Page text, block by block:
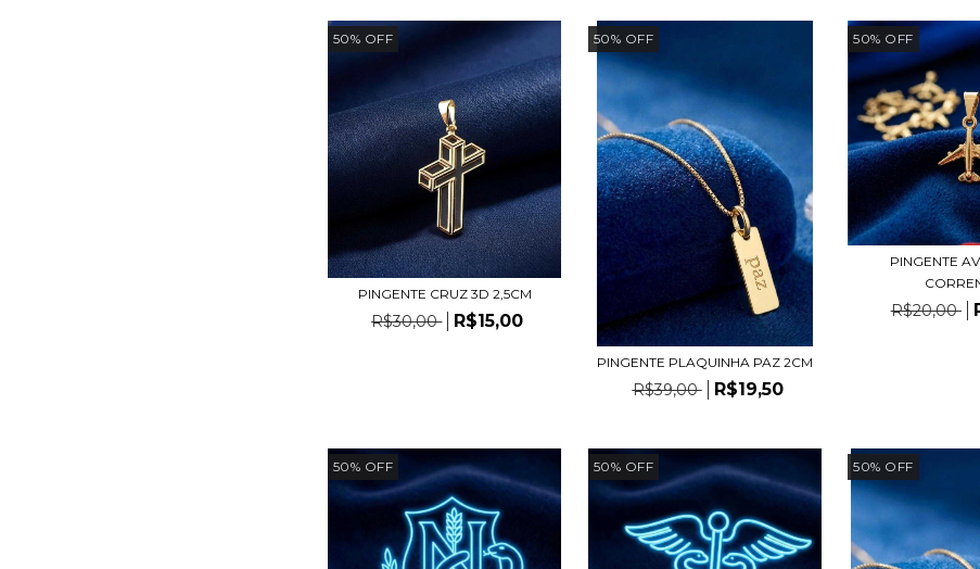
50% OFF
PINGENTE CRUZ 3D 2,5CM
R$30,00 R$15,00
50% OFF
PINGENTE PLAQUINHA PAZ 2CM
R$39,00 R$19,50
50% OFF
PINGENTE
R$20,00
50% OFF 50% OFF 50% OFF